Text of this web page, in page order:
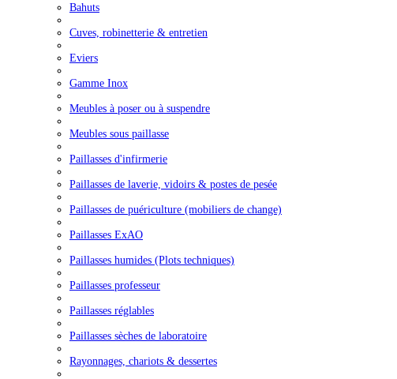
Bahuts
Cuves, robinetterie & entretien
Eviers
Gamme Inox
Meubles à poser ou à suspendre
Meubles sous paillasse
Paillasses d'infirmerie
Paillasses de laverie, vidoirs & postes de pesée
Paillasses de puériculture (mobiliers de change)
Paillasses ExAO
Paillasses humides (Plots techniques)
Paillasses professeur
Paillasses réglables
Paillasses sèches de laboratoire
Rayonnages, chariots & dessertes